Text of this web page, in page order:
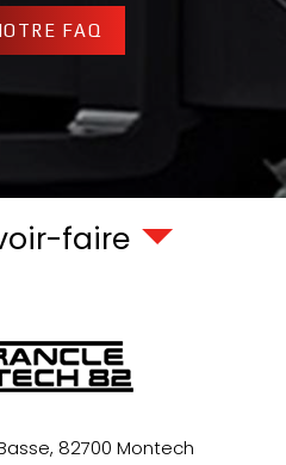
FAQ
faire
82700 Montech